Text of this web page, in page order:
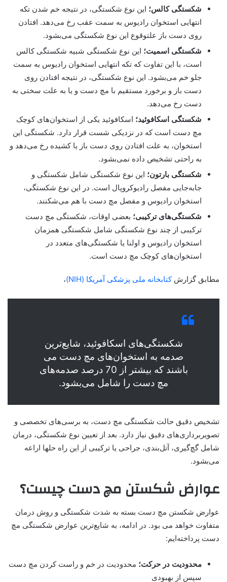
شکستگی کالس؛ این نوع شکستگی، در نتیجه خم شدن تکه
انتهایی استخوان رادیوس به سمت عقب رخ می‌دهد. افتادن
روی دست باز علتوقوع این نوع شکستگی می‌بشود.
شکستگی اسمیت؛ این نوع شکستگی شبیه شکستگی کالس
است، با این تفاوت که تکه انتهایی استخوان رادیوس به سمت
جلو خم می‌بشود. این نوع شکستگی، در نتیجه افتادن روی
دست باز و برخورد مستقیم با مچ دست و یا به علت سختی به
دست رخ می‌دهد.
شکستگی اسکافوئید؛ اسکافوئید یکی از استخوان‌های کوچک
مچ دست است که در نزدیکی شست قرار دارد. شکستگی این
استخوان، به علت افتادن روی دست باز یا کشیده رخ می‌دهد و
به راحتی تشخیص داده نمی‌بشود.
شکستگی بارتون؛ این نوع شکستگی شامل شکستگی و
جابه‌جایی مفصل رادیوکروپال است. در این نوع شکستگی،
استخوان رادیوس و مفصل مچ دست با هم می‌شکنند.
شکستگی‌های ترکیبی؛ بعضی اوقات، شکستگی مچ دست
ترکیبی از چند نوع شکستگی شامل شکستگی همزمان
استخوان رادیوس و اولنا یا شکستگی‌های متعدد در
استخوان‌های کوچک مچ دست است.
مطابق گزارشکتابخانه ملی پزشکی آمریکا (NIH) ،
شکستگی‌های اسکافوئید، شایع‌ترین
صدمه به استخوان‌های مچ دست می
باشند که بیشتر از 70 درصد صدمه‌های
مچ دست را شامل می‌بشود.
تشخیص دقیق حالت شکستگی مچ دست، به برسی‌های تخصصی و
تصویربرداری‌های دقیق نیاز دارد. بعد از تعیین نوع شکستگی، درمان
شامل گچ‌گیری، آتل‌بندی، جراحی یا ترکیبی از این راه حلها اراعه
می‌بشود.
عوارض شکستن مچ دست چیست؟
عوارض شکستن مچ دست بسته به شدت شکستگی و روش درمان
متفاوت خواهد می بود. در ادامه، به شایع‌ترین عوارض شکستگی مچ
دست پرداخته‌ایم:
محدودیت در حرکت؛ محدودیت در خم و راست کردن مچ دست
سپس از بهبودی